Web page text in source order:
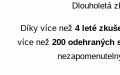
Dlouholetá
Díky více než 4 leté
více než 200 odehraných